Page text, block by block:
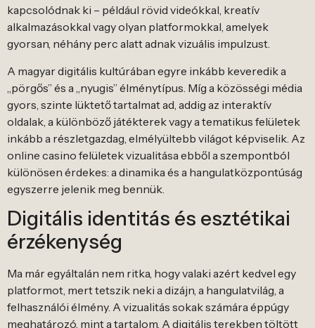
kapcsolódnak ki – például rövid videókkal, kreatív
alkalmazásokkal vagy olyan platformokkal, amelyek
gyorsan, néhány perc alatt adnak vizuális impulzust.
A magyar digitális kultúrában egyre inkább keveredik a
„pörgős” és a „nyugis” élménytípus. Míg a közösségi média
gyors, szinte lüktető tartalmat ad, addig az interaktív
oldalak, a különböző játékterek vagy a tematikus felületek
inkább a részletgazdag, elmélyültebb világot képviselik. Az
online casino felületek vizualitása ebből a szempontból
különösen érdekes: a dinamika és a hangulatközpontúság
egyszerre jelenik meg bennük.
Digitális identitás és esztétikai
érzékenység
Ma már egyáltalán nem ritka, hogy valaki azért kedvel egy
platformot, mert tetszik neki a dizájn, a hangulatvilág, a
felhasználói élmény. A vizualitás sokak számára éppúgy
meghatározó, mint a tartalom. A digitális terekben töltött